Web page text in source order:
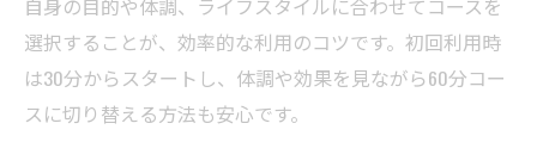
自身の目的や体調、ライフスタイルに合わせてコースを
選択することが、効率的な利用のコツです。初回利用時
は30分からスタートし、体調や効果を見ながら60分コー
スに切り替える方法も安心です。